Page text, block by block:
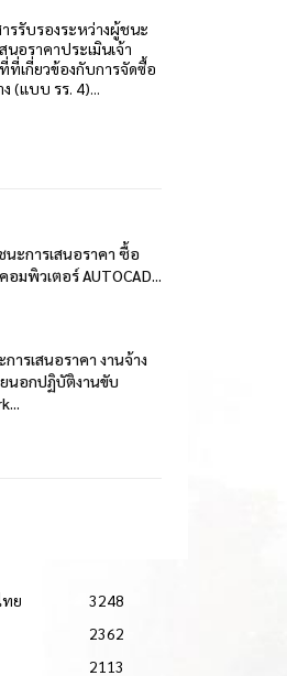
ารรับรองระหว่างผู้ชนะ
นอราคาประเมินเจ้า
ที่เกี่ยวข้องกับการจัดซื้อ
(แบบ รร. 4)...
ะการเสนอราคา ซื้อ
อมพิวเตอร์ AUTOCAD...
ารเสนอราคา งานจ้าง
นอกปฏิบัติงานขับ
ทย
3248
2362
2113